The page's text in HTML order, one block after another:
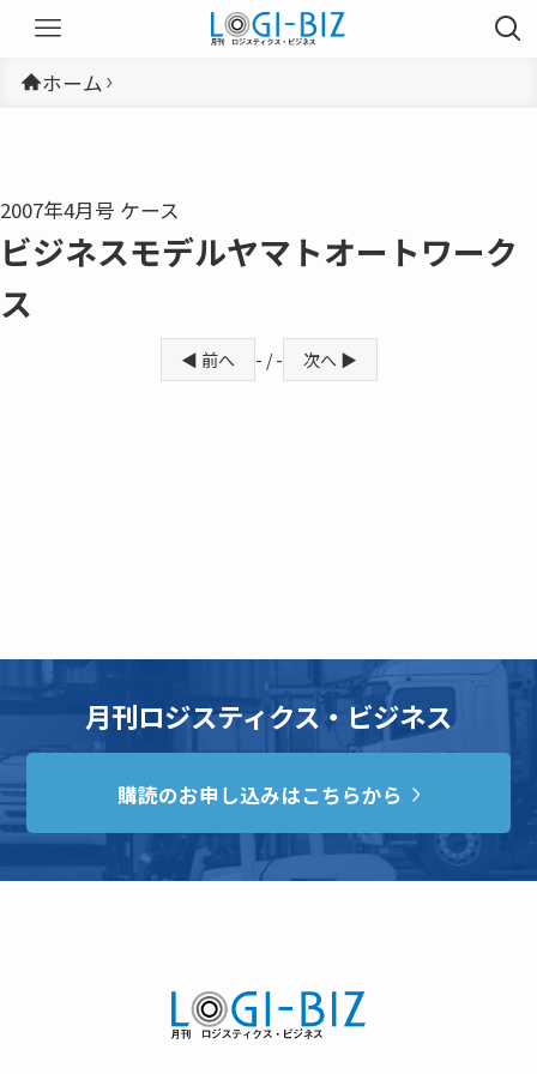
ホーム
2007年4月号 ケース
ビジネスモデルヤマトオートワーク
ス
◀ 前へ - / - 次へ ▶
月刊ロジスティクス・ビジネス
購読のお申し込みはこちらから